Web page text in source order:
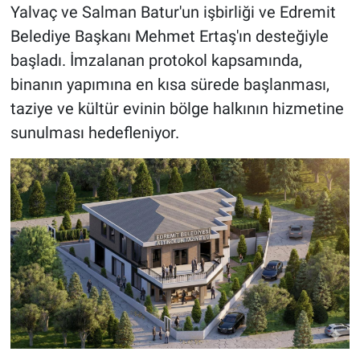
Yalvaç ve Salman Batur'un işbirliği ve Edremit
Belediye Başkanı Mehmet Ertaş'ın desteğiyle
başladı. İmzalanan protokol kapsamında,
binanın yapımına en kısa sürede başlanması,
taziye ve kültür evinin bölge halkının hizmetine
sunulması hedefleniyor.